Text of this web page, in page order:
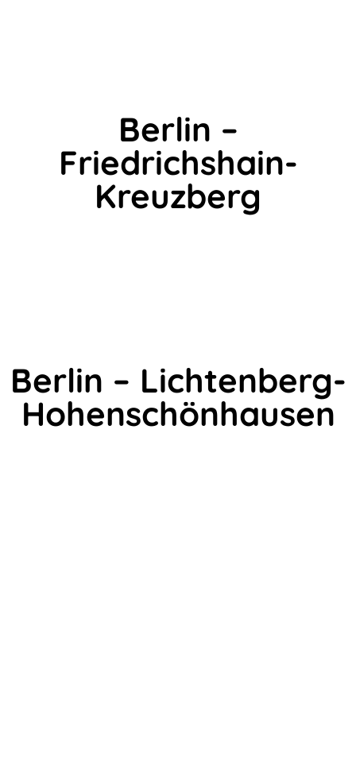
Berlin –
Friedrichshain-
Kreuzberg
Berlin – Lichtenberg-
Hohenschönhausen